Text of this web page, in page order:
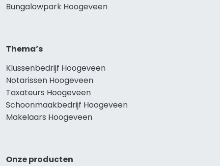
Bungalowpark Hoogeveen
Thema’s
Klussenbedrijf Hoogeveen
Notarissen Hoogeveen
Taxateurs Hoogeveen
Schoonmaakbedrijf Hoogeveen
Makelaars Hoogeveen
Onze producten